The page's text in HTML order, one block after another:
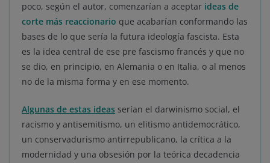
poco, según el autor, comenzarían a aceptar ideas de
corte más reaccionario que acabarían conformando las
bases de lo que sería la futura ideología fascista. Esta
es la idea central de ese pre fascismo francés y que no
se dio, en principio, en Alemania o en Italia, o al menos
no de la misma forma y en ese momento.
Algunas de estas ideas serían el darwinismo social, el
racismo y antisemitismo, un elitismo antidemocrático,
un conservadurismo antirrepublicano, la crítica a la
modernidad y una obsesión por la teórica decadencia